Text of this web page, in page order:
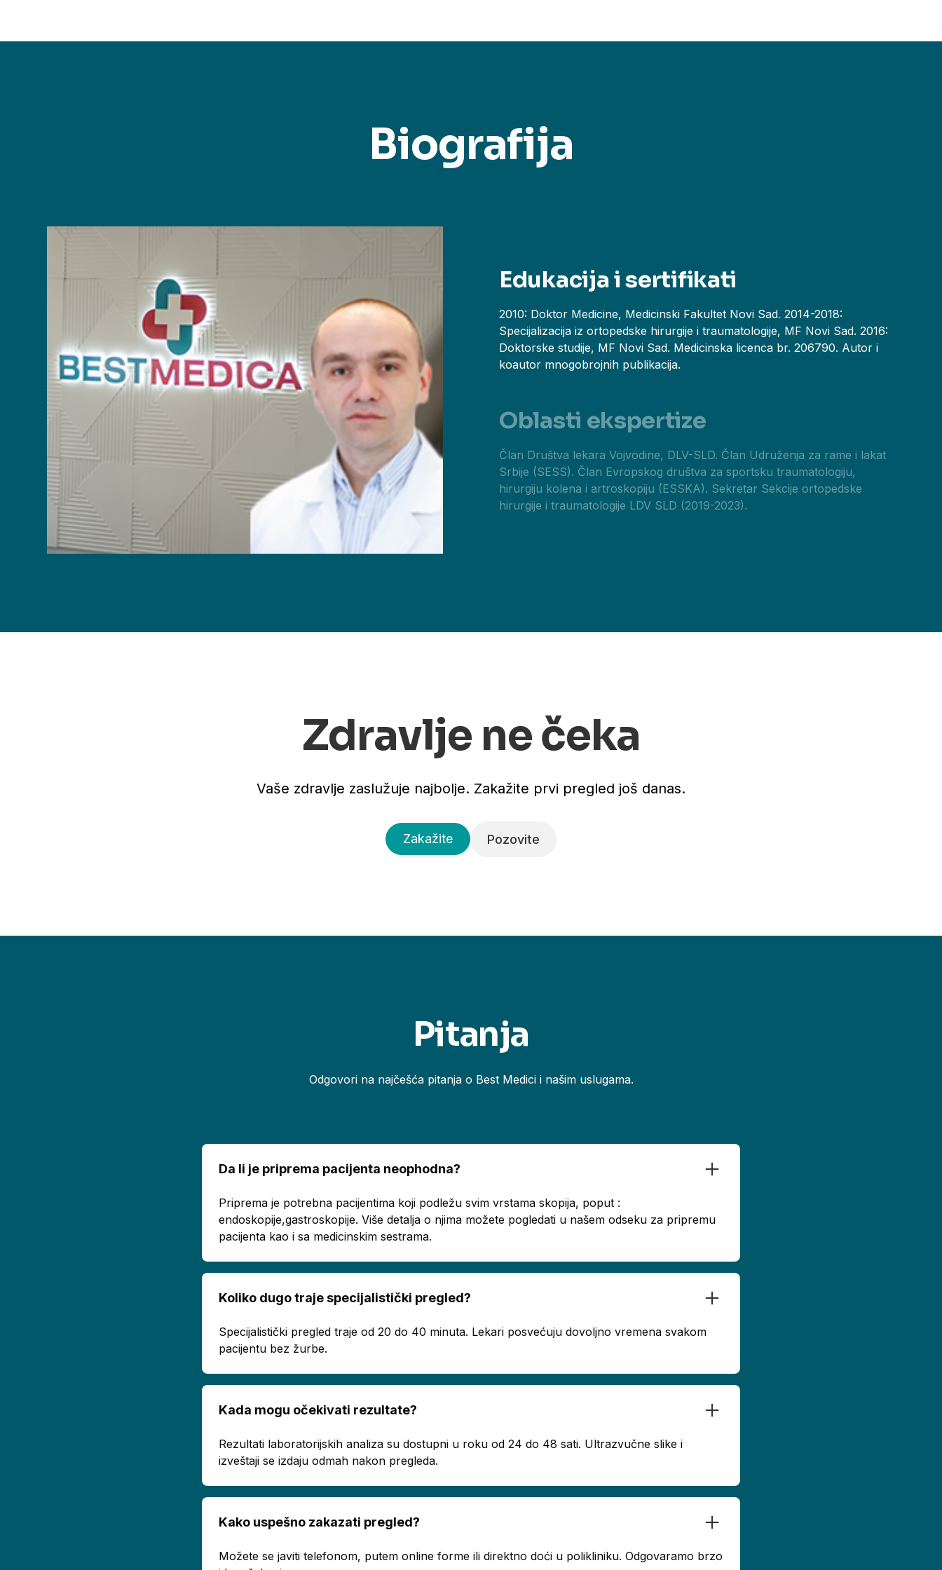
Biografija
Edukacija i sertifikati
2010: Doktor Medicine, Medicinski Fakultet Novi Sad. 2014-2018:
Specijalizacija iz ortopedske hirurgije i traumatologije, MF Novi Sad. 2016:
Doktorske studije, MF Novi Sad. Medicinska licenca br. 206790. Autor i
koautor mnogobrojnih publikacija.
Oblasti ekspertize
Član Društva lekara Vojvodine, DLV-SLD. Član Udruženja za rame i lakat
Srbije (SESS). Član Evropskog društva za sportsku traumatologiju,
hirurgiju kolena i artroskopiju (ESSKA). Sekretar Sekcije ortopedske
hirurgije i traumatologije LDV SLD (2019-2023).
Zdravlje ne čeka
Vaše zdravlje zaslužuje najbolje. Zakažite prvi pregled još danas.
Zakažite Pozovite
Pitanja
Odgovori na najčešća pitanja o Best Medici i našim uslugama.
Da li je priprema pacijenta neophodna?
Priprema je potrebna pacijentima koji podležu svim vrstama skopija, poput :
endoskopije,gastroskopije. Više detalja o njima možete pogledati u našem odseku za pripremu
pacijenta kao i sa medicinskim sestrama.
Koliko dugo traje specijalistički pregled?
Specijalistički pregled traje od 20 do 40 minuta. Lekari posvećuju dovoljno vremena svakom
pacijentu bez žurbe.
Kada mogu očekivati rezultate?
Rezultati laboratorijskih analiza su dostupni u roku od 24 do 48 sati. Ultrazvučne slike i
izveštaji se izdaju odmah nakon pregleda.
Kako uspešno zakazati pregled?
Možete se javiti telefonom, putem online forme ili direktno doći u polikliniku. Odgovaramo brzo